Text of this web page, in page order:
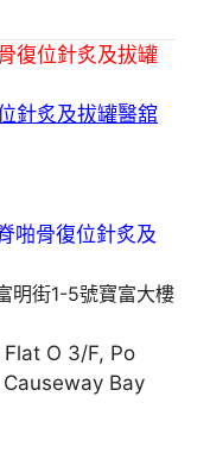
復位針炙及拔罐
針炙及拔罐醫舘
明街1-5號寶富大樓
O 3/F, Po
Bay